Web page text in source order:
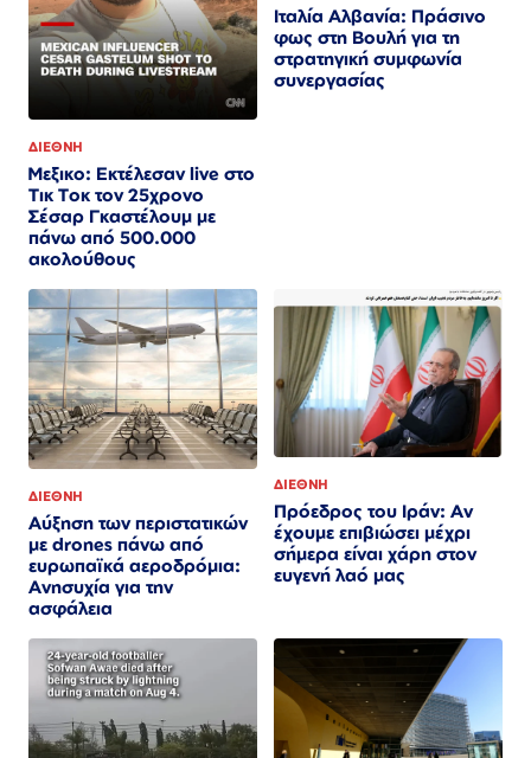
ΔΙΕΘΝΗ
Μεξικο: Εκτέλεσαν live στο
Τικ Τοκ τον 25χρονο
Σέσαρ Γκαστέλουμ με
πάνω από 500.000
ακολούθους
Ιταλία Αλβανία: Πράσινο
φως στη Βουλή για τη
στρατηγική συμφωνία
συνεργασίας
ΔΙΕΘΝΗ
Αύξηση των περιστατικών
με drones πάνω από
ευρωπαϊκά αεροδρόμια:
Ανησυχία για την
ασφάλεια
ΔΙΕΘΝΗ
Πρόεδρος του Ιράν: Αν
έχουμε επιβιώσει μέχρι
σήμερα είναι χάρη στον
ευγενή λαό μας